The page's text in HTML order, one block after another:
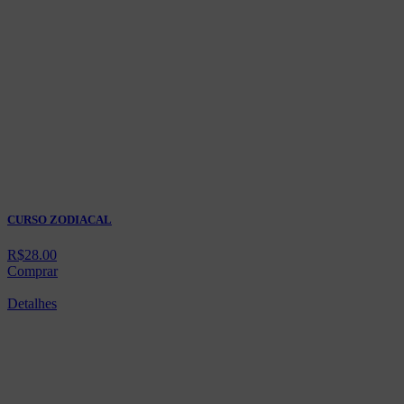
CURSO ZODIACAL
R$28.00
Comprar
Detalhes